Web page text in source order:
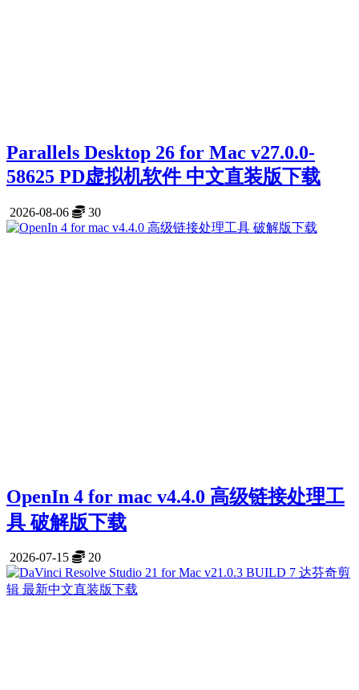
Parallels Desktop 26 for Mac v27.0.0-
58625 PD虚拟机软件 中文直装版下载
2026-08-06 30
OpenIn 4 for mac v4.4.0 高级链接处理工
具 破解版下载
2026-07-15 20